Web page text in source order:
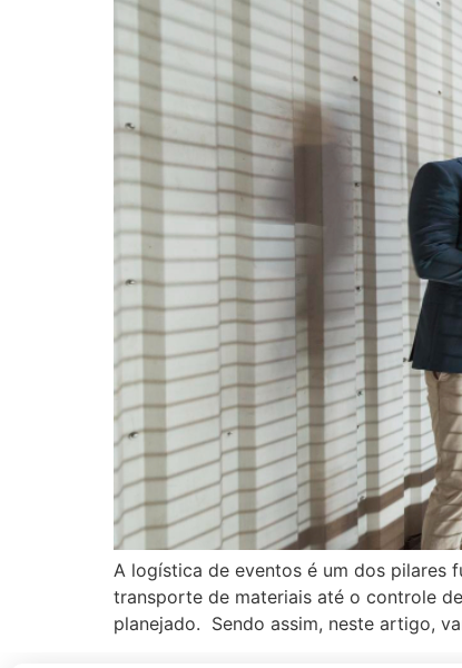
A logística de eventos é um dos pilares
transporte de materiais até o controle
planejado. Sendo assim, neste artigo,